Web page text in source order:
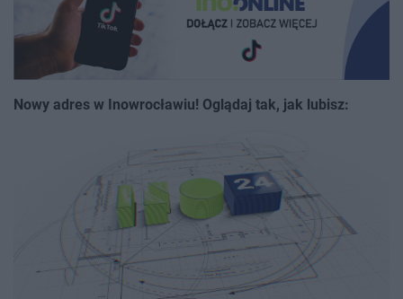
Nowy adres w Inowrocławiu! Oglądaj tak, jak lubisz: